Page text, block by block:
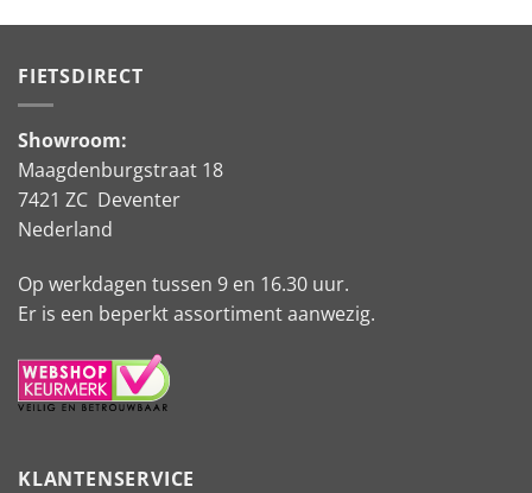
FIETSDIRECT
Showroom:
Maagdenburgstraat 18
7421 ZC Deventer
Nederland
Op werkdagen tussen 9 en 16.30 uur.
Er is een beperkt assortiment aanwezig.
KLANTENSERVICE